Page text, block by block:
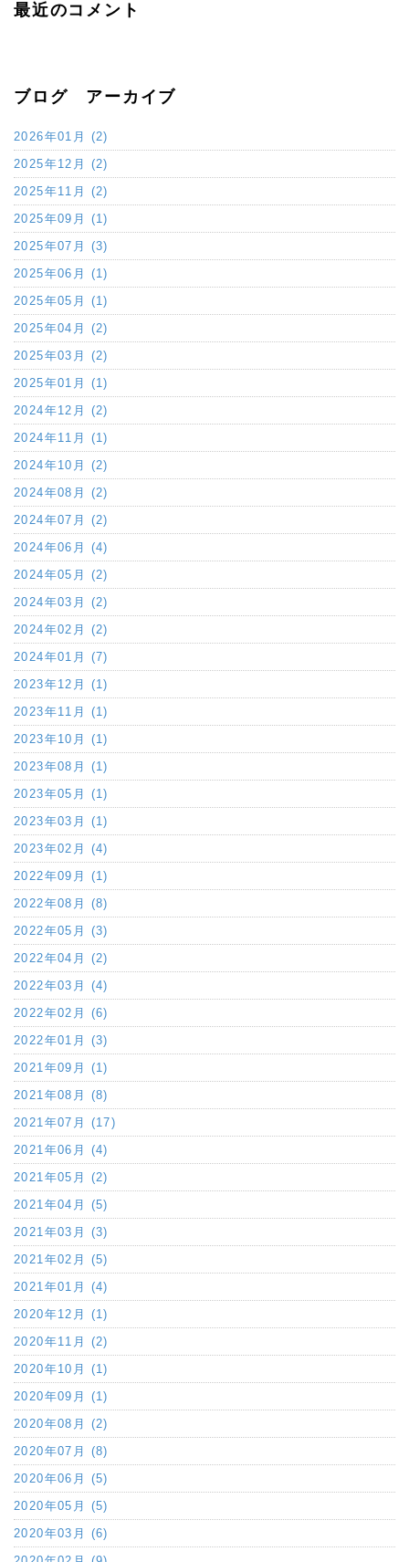
最近のコメント
ブログ アーカイブ
2026年01月 (2)
2025年12月 (2)
2025年11月 (2)
2025年09月 (1)
2025年07月 (3)
2025年06月 (1)
2025年05月 (1)
2025年04月 (2)
2025年03月 (2)
2025年01月 (1)
2024年12月 (2)
2024年11月 (1)
2024年10月 (2)
2024年08月 (2)
2024年07月 (2)
2024年06月 (4)
2024年05月 (2)
2024年03月 (2)
2024年02月 (2)
2024年01月 (7)
2023年12月 (1)
2023年11月 (1)
2023年10月 (1)
2023年08月 (1)
2023年05月 (1)
2023年03月 (1)
2023年02月 (4)
2022年09月 (1)
2022年08月 (8)
2022年05月 (3)
2022年04月 (2)
2022年03月 (4)
2022年02月 (6)
2022年01月 (3)
2021年09月 (1)
2021年08月 (8)
2021年07月 (17)
2021年06月 (4)
2021年05月 (2)
2021年04月 (5)
2021年03月 (3)
2021年02月 (5)
2021年01月 (4)
2020年12月 (1)
2020年11月 (2)
2020年10月 (1)
2020年09月 (1)
2020年08月 (2)
2020年07月 (8)
2020年06月 (5)
2020年05月 (5)
2020年03月 (6)